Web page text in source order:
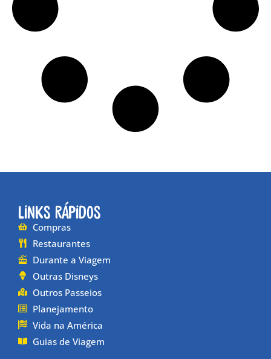
Links Rápidos
Compras
Restaurantes
Durante a Viagem
Outras Disneys
Outros Passeios
Planejamento
Vida na América
Guias de Viagem